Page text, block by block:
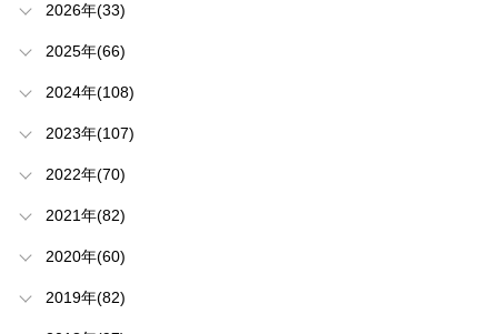
2026年(33)
2025年(66)
2024年(108)
2023年(107)
2022年(70)
2021年(82)
2020年(60)
2019年(82)